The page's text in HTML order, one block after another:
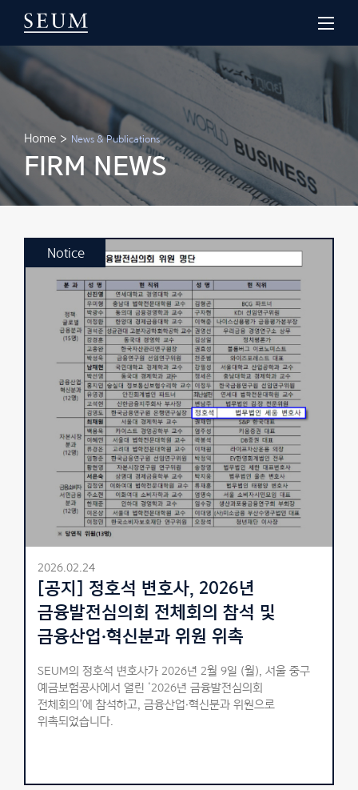
Home > News & Publications
FIRM NEWS
Notice
2026.02.24
[공지] 정호석 변호사, 2026년
금융발전심의회 전체회의 참석 및
금융산업·혁신분과 위원 위촉
SEUM의 정호석 변호사가 2026년 2월 9일 (월), 서울 중구
예금보험공사에서 열린 ‘2026년 금융발전심의회
전체회의’에 참석하고, 금융산업·혁신분과 위원으로
위촉되었습니다.